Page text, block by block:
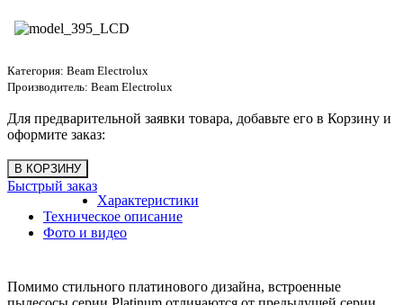
Категория: Beam Electrolux
Производитель: Beam Electrolux
Для предварительной заявки товара, добавьте его в Корзину и
оформите заказ:
Быстрый заказ
Характеристики
Техническое описание
Фото и видео
Помимо стильного платинового дизайна, встроенные